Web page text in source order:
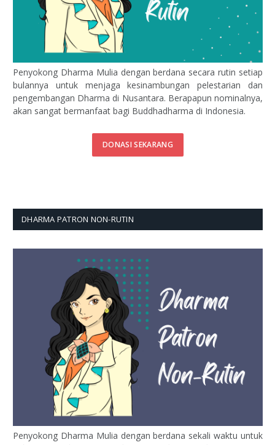
Penyokong Dharma Mulia dengan berdana secara rutin setiap
bulannya untuk menjaga kesinambungan pelestarian dan
pengembangan Dharma di Nusantara. Berapapun nominalnya,
akan sangat bermanfaat bagi Buddhadharma di Indonesia.
DONASI SEKARANG
DHARMA PATRON NON-RUTIN
Penyokong Dharma Mulia dengan berdana sekali waktu untuk